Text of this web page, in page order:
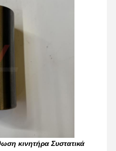
Εκπομπή VR
Τε Μαζί Μας
κινητήρα Συστατικά